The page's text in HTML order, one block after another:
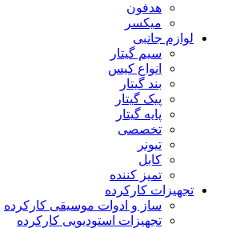
هدفون
میکسر
لوازم جانبی
سیم گیتار
انواع کیس
بند گیتار
پیک گیتار
پایه گیتار
تخصصی
تیونر
کابل
تمیز کننده
تجهیزات کارکرده
ساز و ادوات موسیقی کارکرده
تجهیزات استودیویی کارکرده